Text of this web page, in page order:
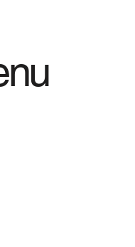
로
의 판단 기준